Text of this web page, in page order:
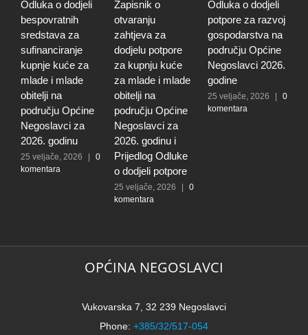
Odluka o dodjeli
bespovratnih
sredstava za
sufinanciranje
kupnje kuće za
mlade i mlade
obitelji na
području Općine
Negoslavci za
2026. godinu
25 veljače, 2026
0
komentara
Zapisnik o
otvaranju
zahtjeva za
dodjelu potpore
za kupnju kuće
za mlade i mlade
obitelji na
području Općine
Negoslavci za
2026. godinu i
Prijedlog Odluke
o dodjeli potpore
25 veljače, 2026
0
komentara
Odluka o dodjeli
potpore za razvoj
gospodarstva na
području Općine
Negoslavci 2026.
godine
25 veljače, 2026
0
komentara
OPĆINA NEGOSLAVCI
Vukovarska 7, 32 239 Negoslavci
Phone: +385/32/517-054